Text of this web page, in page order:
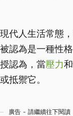
代人生活常態
認為是一種性
認為，當壓力
抵禦它。
廣告 - 請繼續往下閱讀